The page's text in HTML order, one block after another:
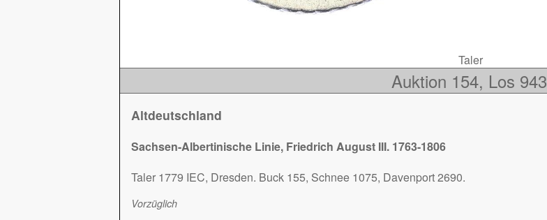
Taler
Auktion 154, Los 943
Altdeutschland
Sachsen-Albertinische Linie, Friedrich August III. 1763-1806
Taler 1779 IEC, Dresden. Buck 155, Schnee 1075, Davenport 2690.
Vorzüglich